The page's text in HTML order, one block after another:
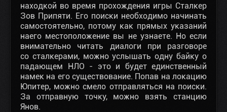
находкой во время прохождения игры Сталкер
Зов Припяти. Его поиски необходимо начинать
самостоятельно, потому как прямых указаний
наего местоположение вы не узнаете. Но если
внимательно читать диалоги при разговоре
со сталкерами, можно услышать одну байку о
падающем НЛО - это и будет единственный
намек на его существование. Попав на локацию
Юпитер, можно смело отправляться на поиски.
За отправную точку, можно взять станцию
Янов.